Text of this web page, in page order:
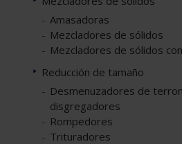
Amasadoras
Mezcladores de sólidos
Mezcladores de sólidos
Reducción de tamaño
Desmenuzadores de
disgregadores
Rompedores
Trituradores